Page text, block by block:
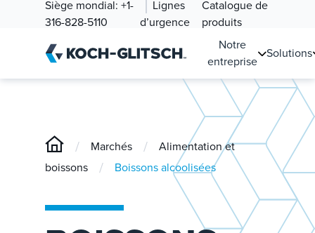
Siège mondial: +1-
316-828-5110
Lignes
d’urgence
Catalogue de
produits
Notre
entreprise
Solutions
/ Marchés /
Alimentation et
boissons
/ Boissons alcoolisées